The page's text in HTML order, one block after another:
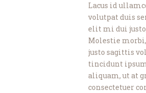
Lacus id
volutpat duis
elit mi dui
Molestie
justo sagittis
tincidunt
aliquam, ut at
consectetuer